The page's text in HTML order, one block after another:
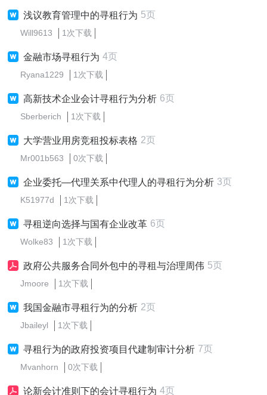
浅议教育管理中的寻租行为 5页
Will9613 1次下载
金融市场寻租行为 4页
Ryana1229 1次下载
高新技术企业会计寻租行为分析 6页
Sberberich 1次下载
大学营业用房竞租投标表格 2页
Mr001b563 0次下载
企业委托—代理关系中代理人的寻租行为分析 3页
K51977d 1次下载
寻租逆向选择与国有企业改革 6页
Wolke83 1次下载
政府公共服务合同外包中的寻租与治理周伟 5页
Jmoore 1次下载
我国金融市寻租行为的分析 2页
Jbaileyl 1次下载
寻租行为的政府投资项目代建制审计分析 7页
Mvanhorn 0次下载
论新会计准则下的会计寻租行为 4页